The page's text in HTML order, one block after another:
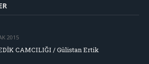
2015
CAMCILIĞI / Gülistan Ertik